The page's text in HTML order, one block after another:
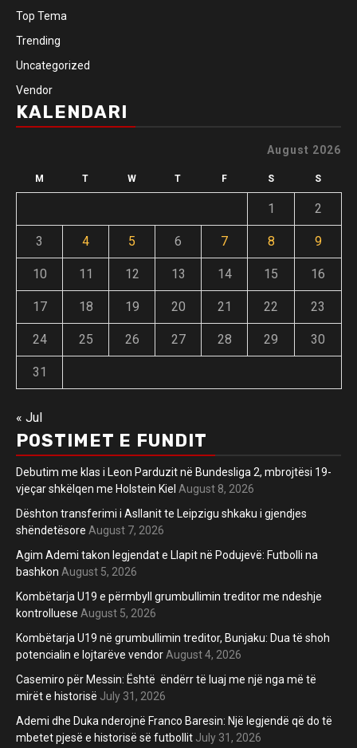
Top Tema
Trending
Uncategorized
Vendor
KALENDARI
August 2026
M T W T F S S
1 2
3 4 5 6 7 8 9
10 11 12 13 14 15 16
17 18 19 20 21 22 23
24 25 26 27 28 29 30
31
« Jul
POSTIMET E FUNDIT
Debutim me klas i Leon Parduzit në Bundesliga 2, mbrojtësi 19-
vjeçar shkëlqen me Holstein Kiel August 8, 2026
Dështon transferimi i Asllanit te Leipzigu shkaku i gjendjes
shëndetësore August 7, 2026
Agim Ademi takon legjendat e Llapit në Podujevë: Futbolli na
bashkon August 5, 2026
Kombëtarja U19 e përmbyll grumbullimin treditor me ndeshje
kontrolluese August 5, 2026
Kombëtarja U19 në grumbullimin treditor, Bunjaku: Dua të shoh
potencialin e lojtarëve vendorAugust 4, 2026
Casemiro për Messin: Është ëndërr të luaj me një nga më të
mirët e historisë July 31, 2026
Ademi dhe Duka nderojnë Franco Baresin: Një legjendë që do të
mbetet pjesë e historisë së futbollit July 31, 2026